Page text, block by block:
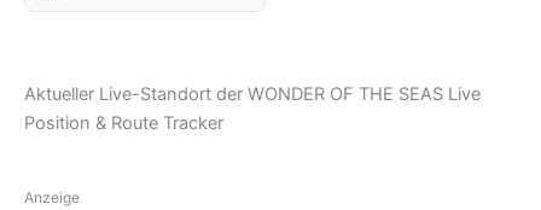
Aktueller Live-Standort der WONDER OF THE SEAS Live
Position & Route Tracker
Anzeige